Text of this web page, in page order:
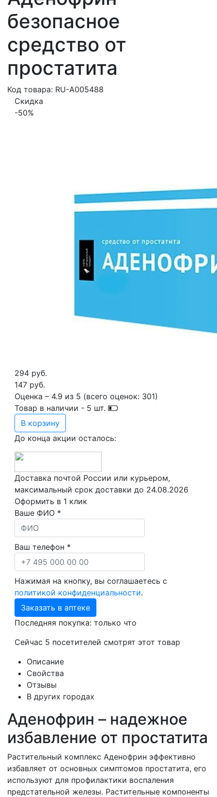
безопасное
средство от
простатита
Код товара: RU-A005488
Скидка
-50%
294 руб.
147 руб.
Оценка – 4.9 из 5 (всего оценок: 301)
Товар в наличии - 5 шт.
В корзину
До конца акции осталось:
Доставка почтой России или курьером,
максимальный срок доставки до 24.08.2026
Оформить в 1 клик
Ваше ФИО *
Ваш телефон *
Нажимая на кнопку, вы соглашаетесь с
политикой конфиденциальности.
Заказать в аптеке
Последняя покупка: только что
Сейчас 5 посетителей смотрят этот товар
Описание
Свойства
Отзывы
В других городах
Аденофрин – надежное
избавление от простатита
Растительный комплекс Аденофрин эффективно
избавляет от основных симптомов простатита, его
используют для профилактики воспаления
предстательной железы. Растительные компоненты